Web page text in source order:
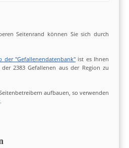
Seitenrand können Sie sich durch
der "Gefallenendatenbank" ist es Ihnen
2383 Gefallenen aus der Region zu
aufbauen, so verwenden
.